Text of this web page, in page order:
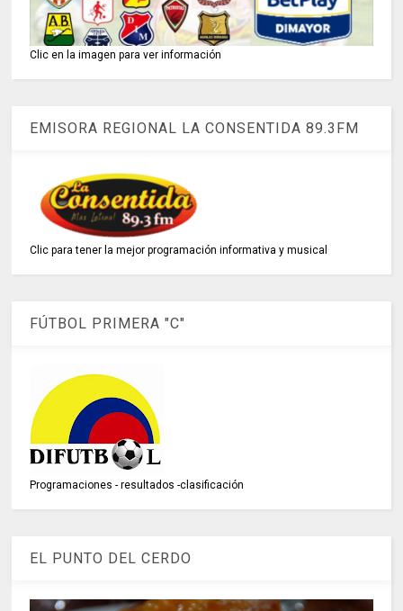
Clic en la imagen para ver información
EMISORA REGIONAL LA CONSENTIDA 89.3FM
Clic para tener la mejor programación informativa y musical
FÚTBOL PRIMERA "C"
Programaciones - resultados -clasificación
EL PUNTO DEL CERDO